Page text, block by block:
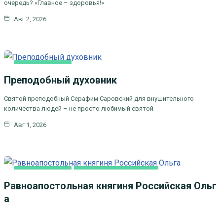
очередь? «Главное – здоровья!»
Авг 2, 2026
ЦЕРКОВНЫЕ
Преподобный духовник
Святой преподобный Серафим Саровский для внушительного
количества людей – не просто любимый святой
Авг 1, 2026
Равноапостольная княгиня Российская Ольг
а